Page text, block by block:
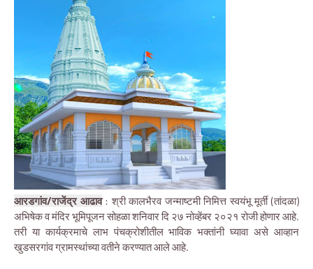
आरडगांव/राजेंद्र आढाव: श्री कालभैरव जन्माष्टमी निमित्त स्वयंभू मूर्ती (तांदळा)
अभिषेक व मंदिर भूमिपूजन सोहळा शनिवार दि २७ नोव्हेंबर २०२१ रोजी होणार आहे.
तरी या कार्यक्रमाचे लाभ पंचक्रोशीतील भाविक भक्तांनी घ्यावा असे आव्हान
खुडसरगांव ग्रामस्थांच्या वतीने करण्यात आले आहे.